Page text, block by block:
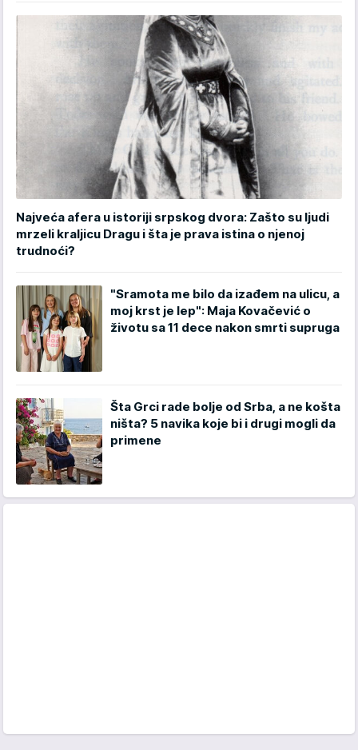
Najveća afera u istoriji srpskog dvora: Zašto su ljudi
mrzeli kraljicu Dragu i šta je prava istina o njenoj
trudnoći?
"Sramota me bilo da izađem na ulicu, a
moj krst je lep": Maja Kovačević o
životu sa 11 dece nakon smrti supruga
Šta Grci rade bolje od Srba, a ne košta
ništa? 5 navika koje bi i drugi mogli da
primene